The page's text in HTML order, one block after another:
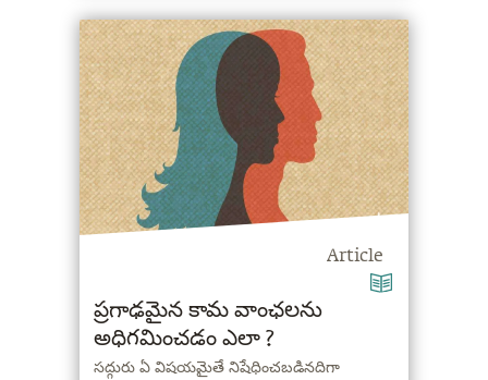
Article
ప్రగాఢమైన కామ వాంఛలను
అధిగమించడం ఎలా ?
సద్గురు ఏ విషయమైతే నిషేధించబడినదిగా